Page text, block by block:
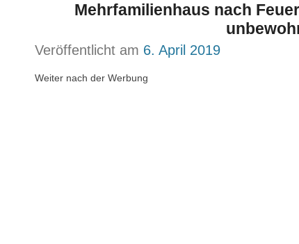
Mehrfamilienhaus nach
Veröffentlicht am 6. April 2019
Weiter nach der Werbung